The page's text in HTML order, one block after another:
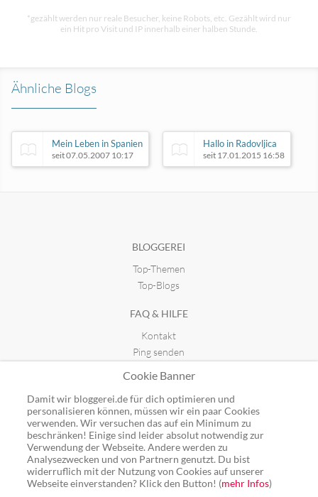
*gezählt werden nur reale Besucher, keine Robots, etc. Gezählt wird nur
ein Hit pro Visit und IP innerhalb einer halben Stunde.
Ähnliche Blogs
Mein Leben in Spanien
seit 07.05.2007 10:17
Hallo in Radovljica
seit 17.01.2015 16:58
Reflexionen eines Suchenden
BLOGGEREI
Top-Themen
Top-Blogs
FAQ & HILFE
Kontakt
Ping senden
GUTSCHEINE
Top-Gutscheine
Alle Shops
Cookie Banner
Damit wir bloggerei.de für dich optimieren und
personalisieren können, müssen wir ein paar Cookies
verwenden. Wir versuchen das auf ein Minimum zu
beschränken! Einige sind leider absolut notwendig zur
Verwendung der Webseite. Andere werden zu
Analysezwecken und von Partnern genutzt. Du bist
widerruflich mit der Nutzung von Cookies auf unserer
Webseite einverstanden? Klick den Button! (mehr Infos)